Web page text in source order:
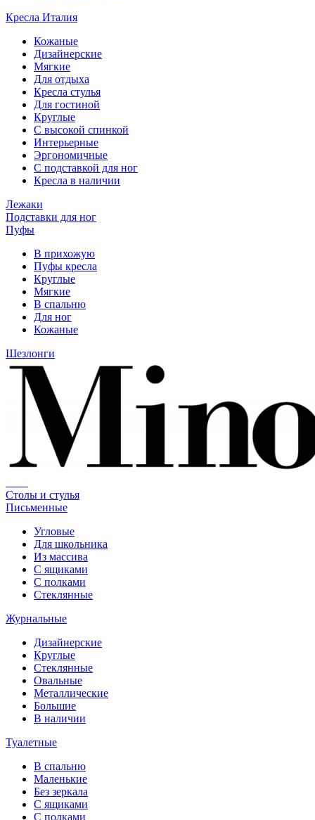
Кресла Италия
Кожаные
Дизайнерские
Мягкие
Для отдыха
Кресла стулья
Для гостиной
Круглые
С высокой спинкой
Интерьерные
Эргономичные
С подставкой для ног
Кресла в наличии
Лежаки
Подставки для ног
Пуфы
В прихожую
Пуфы кресла
Круглые
Мягкие
В спальню
Для ног
Кожаные
Шезлонги
Столы и стулья
Письменные
Угловые
Для школьника
Из массива
С ящиками
С полками
Стеклянные
Журнальные
Дизайнерские
Круглые
Стеклянные
Овальные
Металлические
Большие
В наличии
Туалетные
В спальню
Маленькие
Без зеркала
С ящиками
С полками